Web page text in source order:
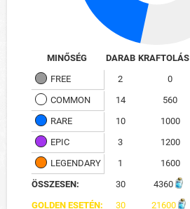
MINŐSÉG DARAB KRAFTOLÁS
FREE
2 0
COMMON
14 560
RARE
10 1000
EPIC
3 1200
LEGENDARY
1 1600
ÖSSZESEN:
30 4360
GOLDEN ESETÉN:
30 21600